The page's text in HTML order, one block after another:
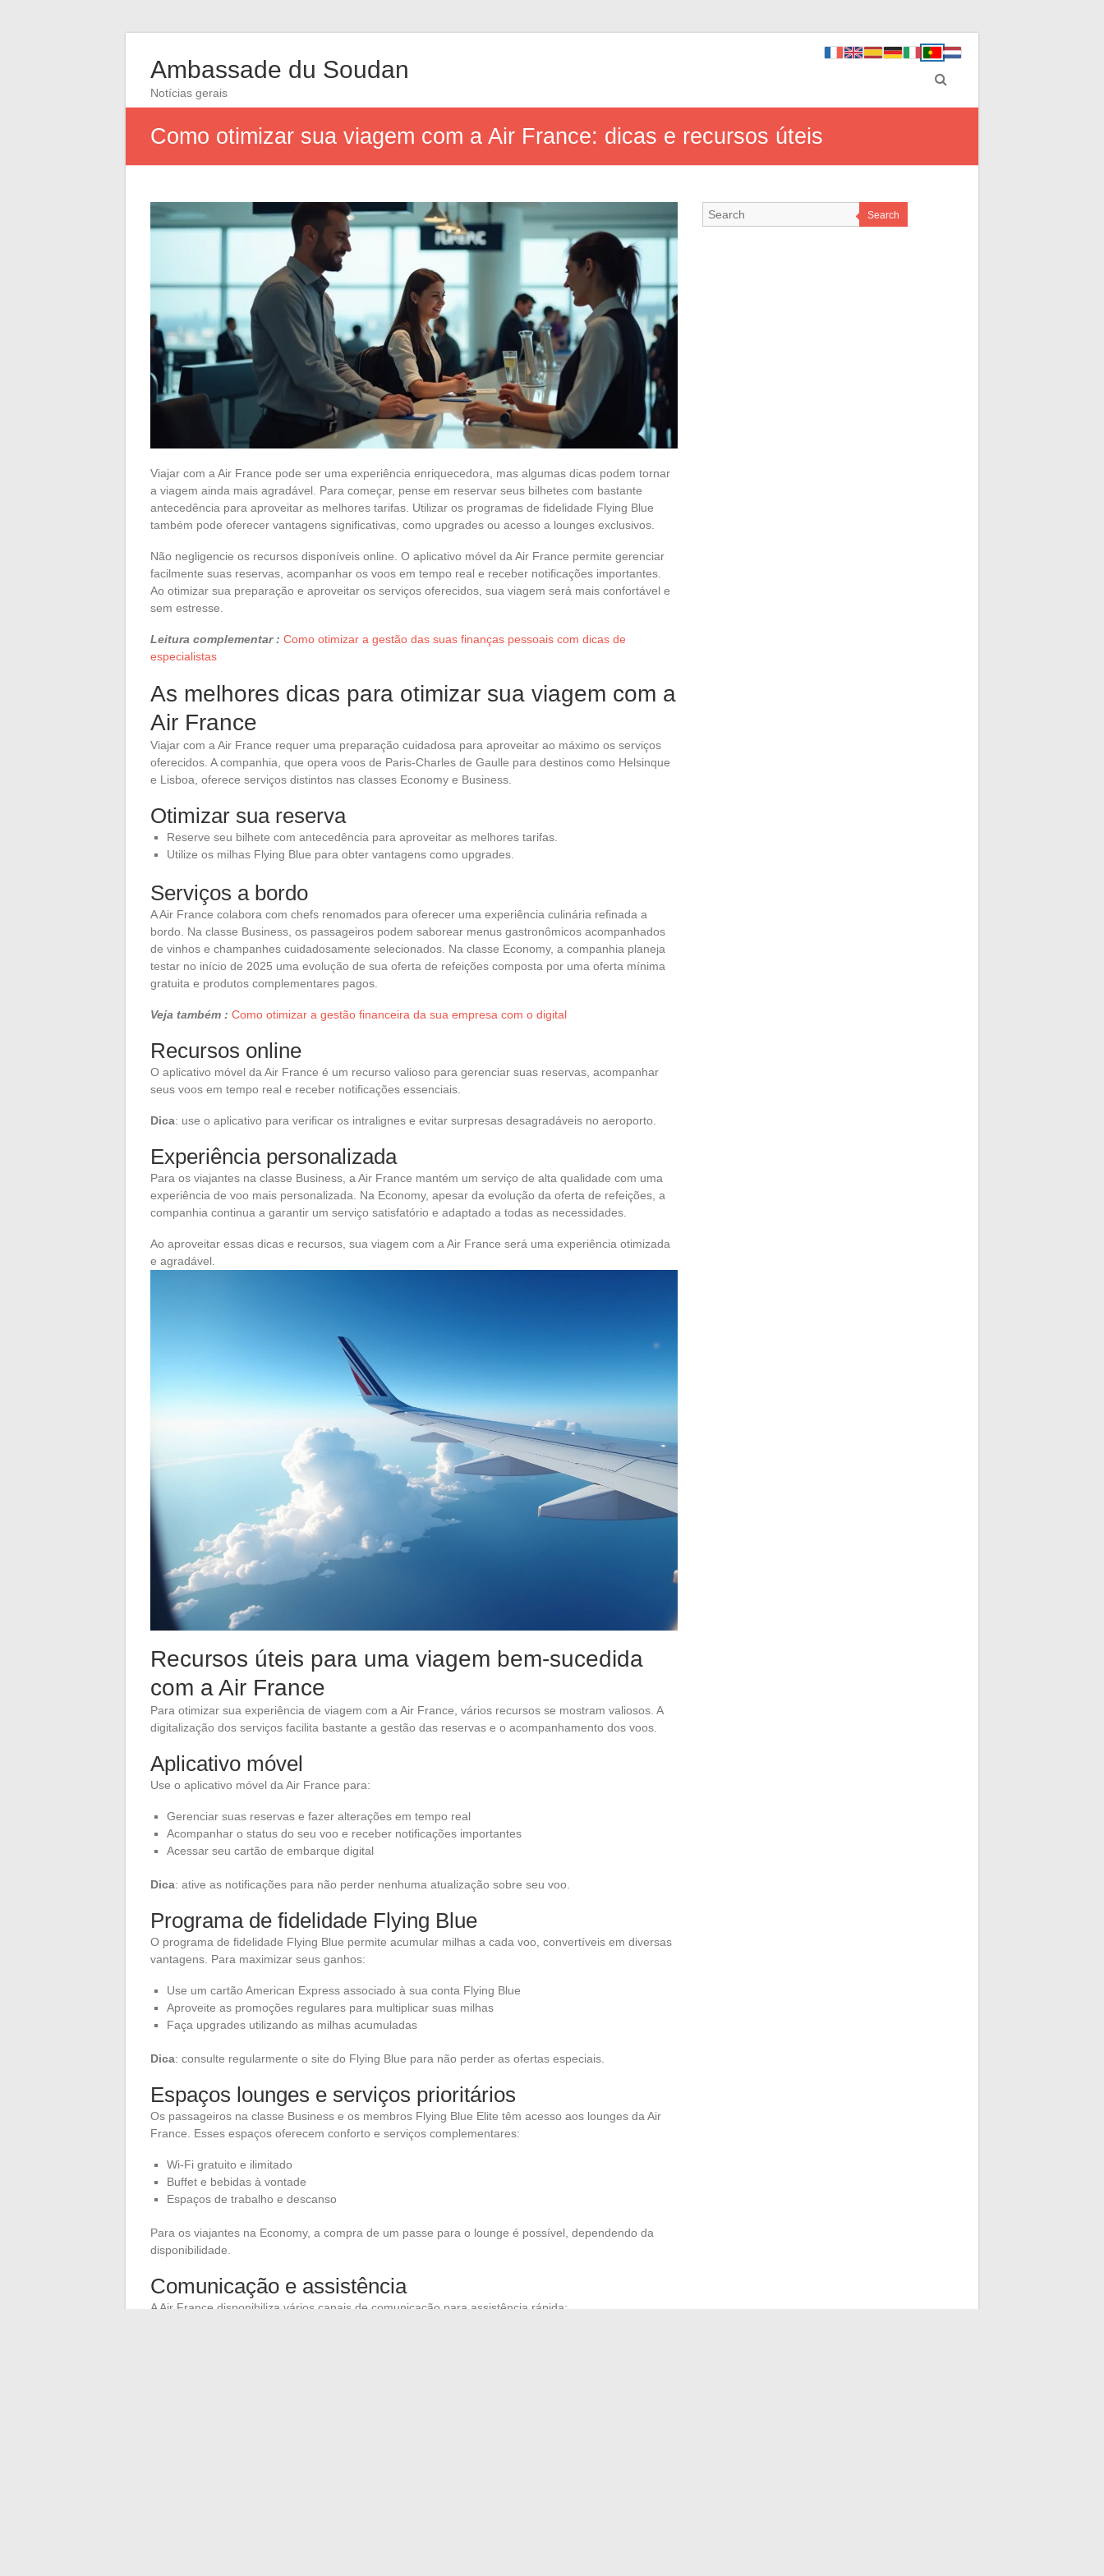
Ambassade du Soudan
Notícias gerais
Como otimizar sua viagem com a Air France: dicas e recursos úteis
Viajar com a Air France pode ser uma experiência enriquecedora, mas algumas dicas podem tornar
a viagem ainda mais agradável. Para começar, pense em reservar seus bilhetes com bastante
antecedência para aproveitar as melhores tarifas. Utilizar os programas de fidelidade Flying Blue
também pode oferecer vantagens significativas, como upgrades ou acesso a lounges exclusivos.
Não negligencie os recursos disponíveis online. O aplicativo móvel da Air France permite gerenciar
facilmente suas reservas, acompanhar os voos em tempo real e receber notificações importantes.
Ao otimizar sua preparação e aproveitar os serviços oferecidos, sua viagem será mais confortável e
sem estresse.
Leitura complementar : Como otimizar a gestão das suas finanças pessoais com dicas de
especialistas
As melhores dicas para otimizar sua viagem com a
Air France
Viajar com a Air France requer uma preparação cuidadosa para aproveitar ao máximo os serviços
oferecidos. A companhia, que opera voos de Paris-Charles de Gaulle para destinos como Helsinque
e Lisboa, oferece serviços distintos nas classes Economy e Business.
Otimizar sua reserva
Reserve seu bilhete com antecedência para aproveitar as melhores tarifas.
Utilize os milhas Flying Blue para obter vantagens como upgrades.
Serviços a bordo
A Air France colabora com chefs renomados para oferecer uma experiência culinária refinada a
bordo. Na classe Business, os passageiros podem saborear menus gastronômicos acompanhados
de vinhos e champanhes cuidadosamente selecionados. Na classe Economy, a companhia planeja
testar no início de 2025 uma evolução de sua oferta de refeições composta por uma oferta mínima
gratuita e produtos complementares pagos.
Veja também : Como otimizar a gestão financeira da sua empresa com o digital
Recursos online
O aplicativo móvel da Air France é um recurso valioso para gerenciar suas reservas, acompanhar
seus voos em tempo real e receber notificações essenciais.
Dica: use o aplicativo para verificar os intralignes e evitar surpresas desagradáveis no aeroporto.
Experiência personalizada
Para os viajantes na classe Business, a Air France mantém um serviço de alta qualidade com uma
experiência de voo mais personalizada. Na Economy, apesar da evolução da oferta de refeições, a
companhia continua a garantir um serviço satisfatório e adaptado a todas as necessidades.
Ao aproveitar essas dicas e recursos, sua viagem com a Air France será uma experiência otimizada
e agradável.
Recursos úteis para uma viagem bem-sucedida
com a Air France
Para otimizar sua experiência de viagem com a Air France, vários recursos se mostram valiosos. A
digitalização dos serviços facilita bastante a gestão das reservas e o acompanhamento dos voos.
Aplicativo móvel
Use o aplicativo móvel da Air France para:
Gerenciar suas reservas e fazer alterações em tempo real
Acompanhar o status do seu voo e receber notificações importantes
Acessar seu cartão de embarque digital
Dica: ative as notificações para não perder nenhuma atualização sobre seu voo.
Programa de fidelidade Flying Blue
O programa de fidelidade Flying Blue permite acumular milhas a cada voo, convertíveis em diversas
vantagens. Para maximizar seus ganhos:
Use um cartão American Express associado à sua conta Flying Blue
Aproveite as promoções regulares para multiplicar suas milhas
Faça upgrades utilizando as milhas acumuladas
Dica: consulte regularmente o site do Flying Blue para não perder as ofertas especiais.
Espaços lounges e serviços prioritários
Os passageiros na classe Business e os membros Flying Blue Elite têm acesso aos lounges da Air
France. Esses espaços oferecem conforto e serviços complementares:
Wi-Fi gratuito e ilimitado
Buffet e bebidas à vontade
Espaços de trabalho e descanso
Para os viajantes na Economy, a compra de um passe para o lounge é possível, dependendo da
disponibilidade.
Comunicação e assistência
A Air France disponibiliza vários canais de comunicação para assistência rápida:
Search